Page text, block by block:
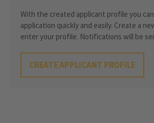
With the created applicant profile you
application quickly and easily. Create a
enter your profile. Notifications will be
CREATE APPLICANT PROFILE